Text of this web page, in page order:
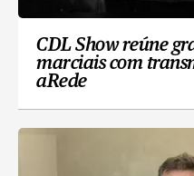
CDL Show reúne
marciais com
aRede